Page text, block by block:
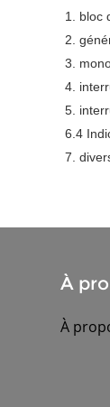
1. bloc
2.
3.
4.
5.
6.4
7.
À
À